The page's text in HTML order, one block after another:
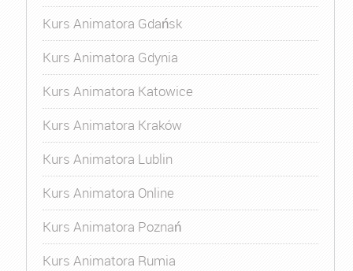
Kurs Animatora Gdańsk
Kurs Animatora Gdynia
Kurs Animatora Katowice
Kurs Animatora Kraków
Kurs Animatora Lublin
Kurs Animatora Online
Kurs Animatora Poznań
Kurs Animatora Rumia